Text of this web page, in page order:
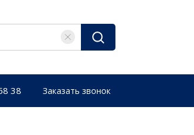
38 Заказать звонок